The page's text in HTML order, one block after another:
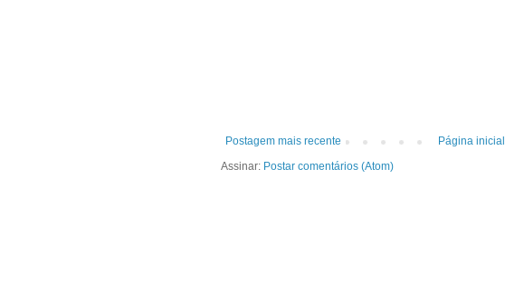
Postagem mais recente
Página inicial
Assinar: Postar comentários (Atom)